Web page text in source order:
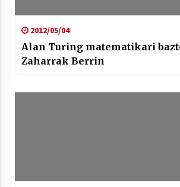
2012/05/04
Alan Turing matematikari
Zaharrak Berrin